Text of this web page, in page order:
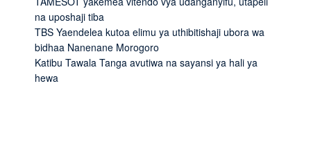
na uposhaji tiba
TBS Yaendelea kutoa elimu ya uthibitishaji ubora wa
bidhaa Nanenane Morogoro
Katibu Tawala Tanga avutiwa na sayansi ya hali ya
hewa